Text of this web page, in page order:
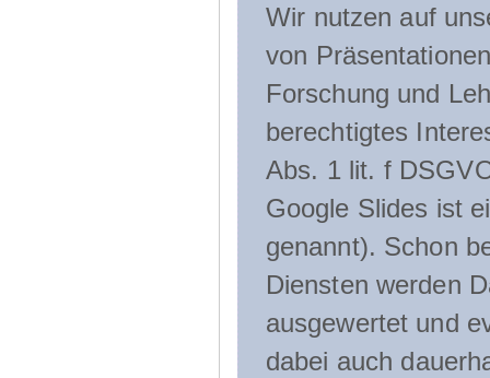
Wir nutzen auf
von
Forschung und
berechtigtes
Abs. 1 lit. f
Google Slides ist
genannt). Schon
Diensten werden
ausgewertet und
dabei auch